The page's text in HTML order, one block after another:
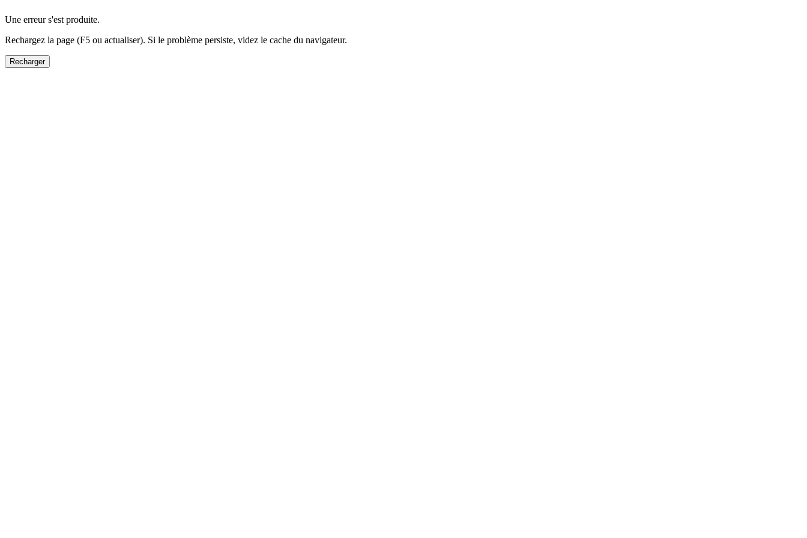
Une erreur s'est produite.
Rechargez la page (F5 ou actualiser). Si le problème persiste, videz le cache du navigateur.
Recharger